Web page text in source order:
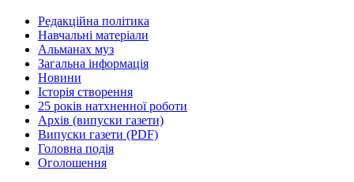
Редакційна політика
Навчальні матеріали
Альманах муз
Загальна інформація
Новини
Історія створення
25 років натхненної роботи
Архів (випуски газети)
Випуски газети (PDF)
Головна подія
Оголошення